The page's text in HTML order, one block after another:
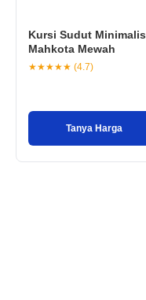
Kursi Sudut Minimalis
Mahkota Mewah
★★★★★ (4.7)
Tanya Harga